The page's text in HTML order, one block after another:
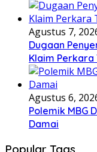
Agustus 7,
Dugaan
Klaim Perkara
Agustus 6,
Polemik MBG
Damai
Popular Tags